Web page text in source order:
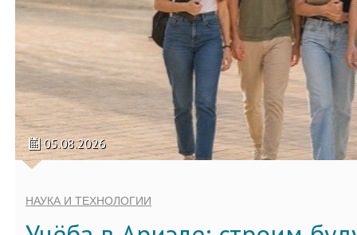
05.08.2026
НАУКА И ТЕХНОЛОГИИ